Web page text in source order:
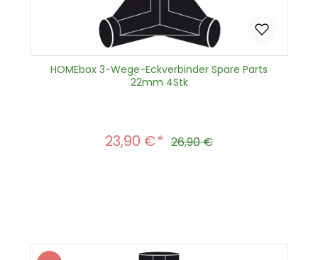
HOMEbox 3-Wege-Eckverbinder Spare Parts
22mm 4Stk
Verkaufspreis:
23,90 € Regulärer Preis:
26,90 €